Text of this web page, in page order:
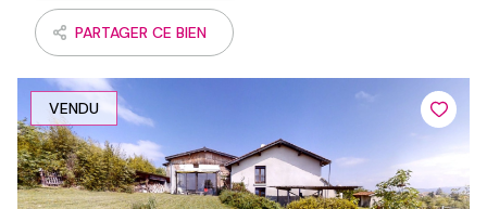
PARTAGER CE BIEN
VENDU